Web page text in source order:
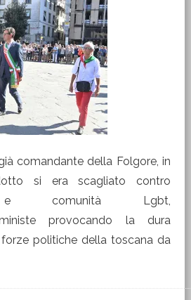
comandante della Folgore, in
si era scagliato contro
e comunità Lgbt,
provocando la dura
politiche della toscana da